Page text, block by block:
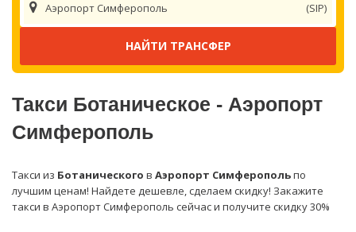
(SIP)
Аэропорт Симферополь
Такси Ботаническое - Аэропорт
Симферополь
Такси из Ботанического в Аэропорт Симферопольпо
лучшим ценам! Найдете дешевле, сделаем скидку! Закажите
такси в Аэропорт Симферополь сейчас и получите скидку 30%